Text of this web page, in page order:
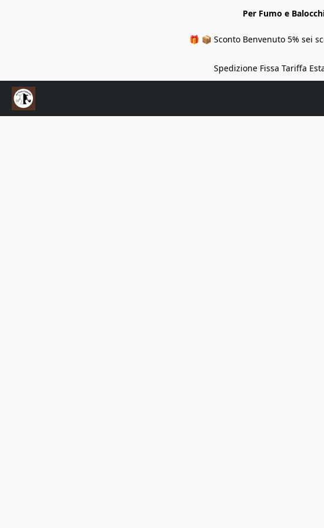
Per Fumo e
🎁 📦 Sconto Benvenuto 5% sei
Spedizione Fissa Tariffa